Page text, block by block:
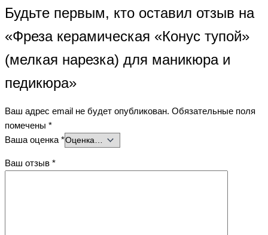
Будьте первым, кто оставил отзыв на
«Фреза керамическая «Конус тупой»
(мелкая нарезка) для маникюра и
педикюра»
Ваш адрес email не будет опубликован. Обязательные поля
помечены *
Ваша оценка *
Ваш отзыв *